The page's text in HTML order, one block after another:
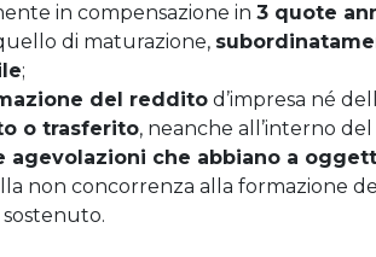
in compensazione in 3 quote
di maturazione,
;
del reddito d’impresa né
o trasferito, neanche all’interno
agevolazioni che abbiano a
non concorrenza alla formazione